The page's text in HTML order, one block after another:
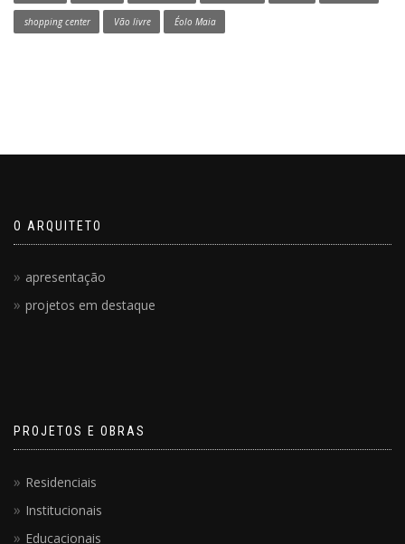
shopping center Vão livre Éolo Maia
O ARQUITETO
apresentação
projetos em destaque
PROJETOS E OBRAS
Residenciais
Institucionais
Educacionais